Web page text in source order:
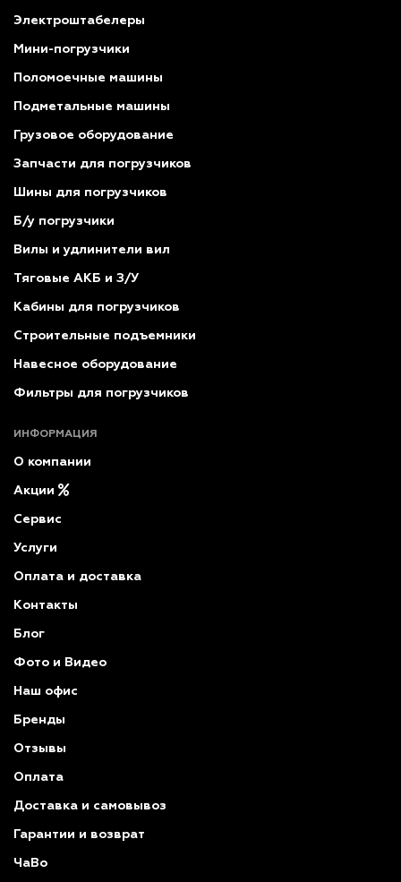
Электроштабелеры
Мини-погрузчики
Поломоечные машины
Подметальные машины
Грузовое оборудование
Запчасти для погрузчиков
Шины для погрузчиков
Б/у погрузчики
Вилы и удлинители вил
Тяговые АКБ и З/У
Кабины для погрузчиков
Строительные подъемники
Навесное оборудование
Фильтры для погрузчиков
ИНФОРМАЦИЯ
О компании
Акции
Сервис
Услуги
Оплата и доставка
Контакты
Блог
Фото и Видео
Наш офис
Бренды
Отзывы
Оплата
Доставка и самовывоз
Гарантии и возврат
ЧаВо